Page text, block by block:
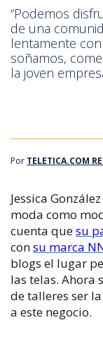
“Podemos
de una
lentamente
soñamos,
la joven
Por TELETICA.COM
Jessica
moda como
cuenta quesu
consu marca
blogs el lugar
las telas. Ahora
de talleres ser
a este negocio.